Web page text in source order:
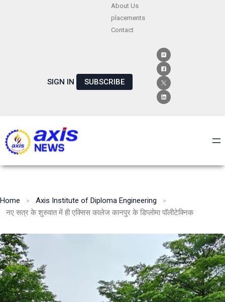
About Us
placements
Contact
SIGN IN SUBSCRIBE
Home
Axis Institute of Diploma Engineering
नए सत्र के शुरुवात में ही एक्सिस कालेज कानपुर के डिप्लोमा पॉलीटेक्निक